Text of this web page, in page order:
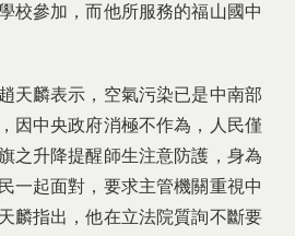
校參加，而他所服務的福山國中
天麟表示，空氣污染已是中南部
因中央政府消極不作為，人民僅
之升降提醒師生注意防護，身為
一起面對，要求主管機關重視中
麟指出，他在立法院質詢不斷要